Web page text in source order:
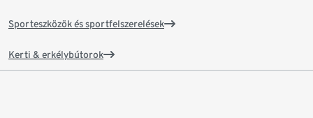
Sporteszközök és sportfelszerelések
Kerti & erkélybútorok